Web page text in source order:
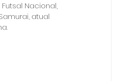
Nacional,
atual